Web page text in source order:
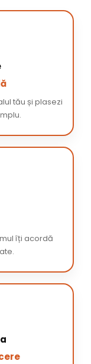
tău și plasezi
îți acordă